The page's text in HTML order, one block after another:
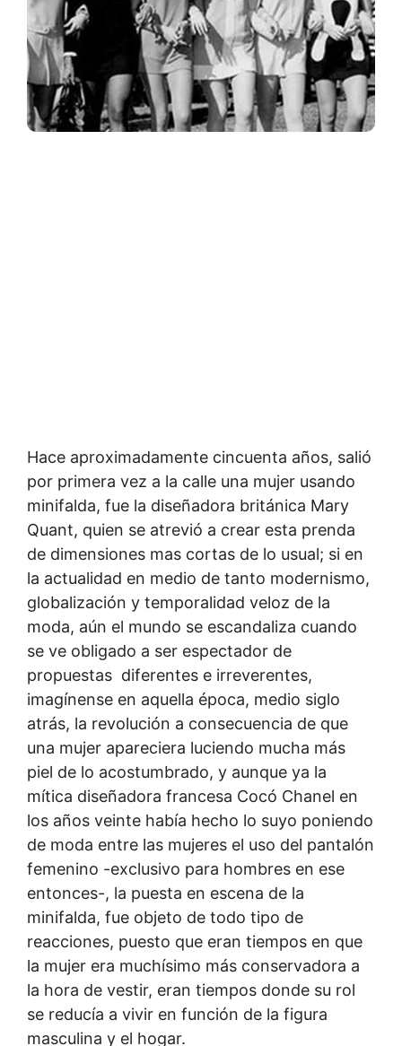
Hace aproximadamente cincuenta años, salió
por primera vez a la calle una mujer usando
minifalda, fue la diseñadora británica Mary
Quant, quien se atrevió a crear esta prenda
de dimensiones mas cortas de lo usual; si en
la actualidad en medio de tanto modernismo,
globalización y temporalidad veloz de la
moda, aún el mundo se escandaliza cuando
se ve obligado a ser espectador de
propuestas diferentes e irreverentes,
imagínense en aquella época, medio siglo
atrás, la revolución a consecuencia de que
una mujer apareciera luciendo mucha más
piel de lo acostumbrado, y aunque ya la
mítica diseñadora francesa Cocó Chanel en
los años veinte había hecho lo suyo poniendo
de moda entre las mujeres el uso del pantalón
femenino -exclusivo para hombres en ese
entonces-, la puesta en escena de la
minifalda, fue objeto de todo tipo de
reacciones, puesto que eran tiempos en que
la mujer era muchísimo más conservadora a
la hora de vestir, eran tiempos donde su rol
se reducía a vivir en función de la figura
masculina y el hogar.